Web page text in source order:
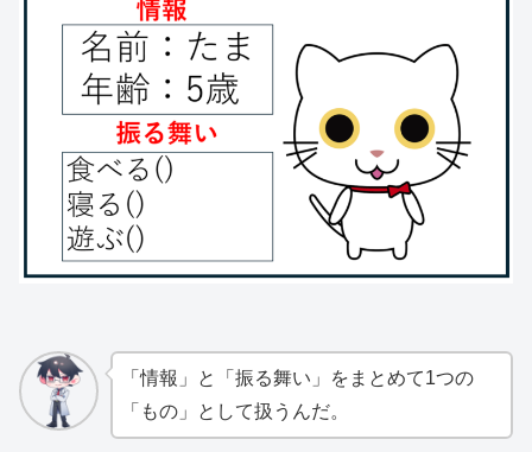
「情報」と「振る舞い」をまとめて1つの
「もの」として扱うんだ。